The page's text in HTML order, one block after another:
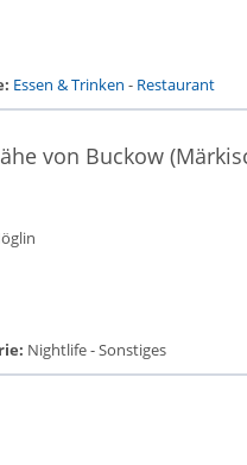
Essen & Trinken - Restaurant
von Buckow
Nightlife - Sonstiges